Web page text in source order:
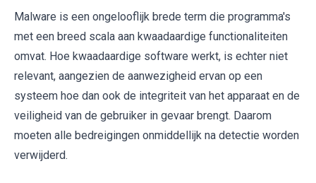
Malware is een ongelooflijk brede term die programma's
met een breed scala aan kwaadaardige functionaliteiten
omvat. Hoe kwaadaardige software werkt, is echter niet
relevant, aangezien de aanwezigheid ervan op een
systeem hoe dan ook de integriteit van het apparaat en de
veiligheid van de gebruiker in gevaar brengt. Daarom
moeten alle bedreigingen onmiddellijk na detectie worden
verwijderd.